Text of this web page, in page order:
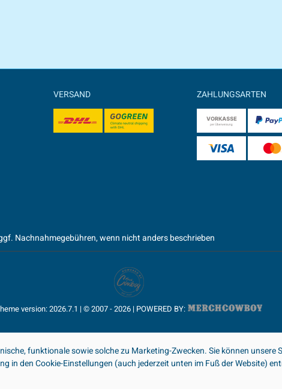
VERSAND ZAHLUNGSARTEN
Nachnahmegebühren, wenn nicht anders beschrieben
version: 2026.7.1 | © 2007 - 2026 | POWERED BY:
funktionale sowie solche zu Marketing-Zwecken. Sie können
in den Cookie-Einstellungen (auch jederzeit unten im Fuß der Website)